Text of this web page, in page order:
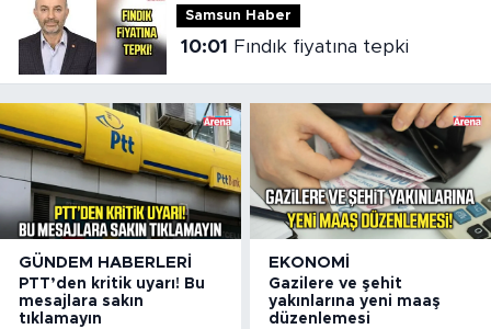
Samsun Haber
10:01 Fındık fiyatına tepki
GÜNDEM HABERLERI
PTT’den kritik uyarı! Bu
mesajlara sakın
tıklamayın
EKONOMI
Gazilere ve şehit
yakınlarına yeni maaş
düzenlemesi